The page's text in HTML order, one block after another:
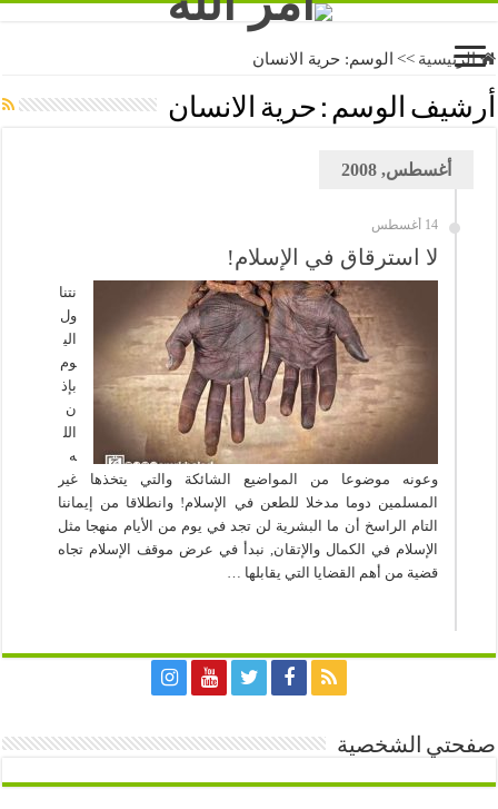
الرئيسية >> الوسم: حرية الانسان
أرشيف الوسم : حرية الانسان
أغسطس, 2008
14 أغسطس
لا استرقاق في الإسلام!
نتنا
ول
الي
وم
بإذ
ن
الل
ه
وعونه موضوعا من المواضيع الشائكة والتي يتخذها غير
المسلمين دوما مدخلا للطعن في الإسلام! وانطلاقا من إيماننا
التام الراسخ أن ما البشرية لن تجد في يوم من الأيام منهجا مثل
الإسلام في الكمال والإتقان, نبدأ في عرض موقف الإسلام تجاه
قضية من أهم القضايا التي يقابلها …
صفحتي الشخصية